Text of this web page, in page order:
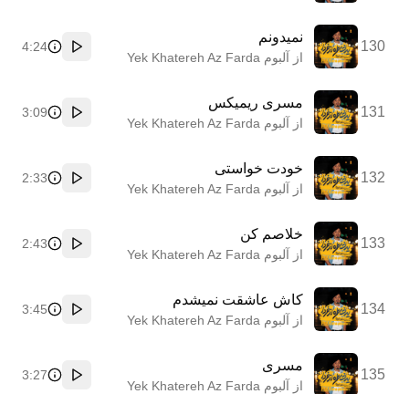
130
نمیدونم
از آلبوم Yek Khatereh Az Farda پخش
4:24
131
مسری ریمیکس
از آلبوم Yek Khatereh Az Farda پخش
3:09
132
خودت خواستی
از آلبوم Yek Khatereh Az Farda پخش
2:33
133
خلاصم کن
از آلبوم Yek Khatereh Az Farda پخش
2:43
134
کاش عاشقت نمیشدم
از آلبوم Yek Khatereh Az Farda پخش
3:45
135
مسری
از آلبوم Yek Khatereh Az Farda پخش
3:27